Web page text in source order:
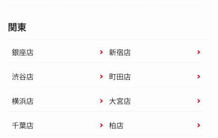
関東
銀座店 新宿店
渋谷店 町田店
横浜店 大宮店
千葉店 柏店